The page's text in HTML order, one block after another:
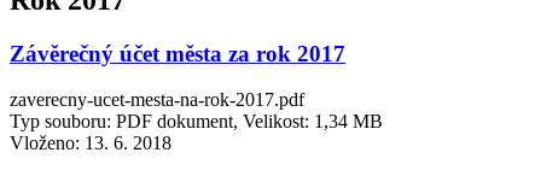
Závěrečný účet města za rok 2017
zaverecny-ucet-mesta-na-rok-2017.pdf
Typ souboru: PDF dokument, Velikost: 1,34 MB
Vloženo: 13. 6. 2018